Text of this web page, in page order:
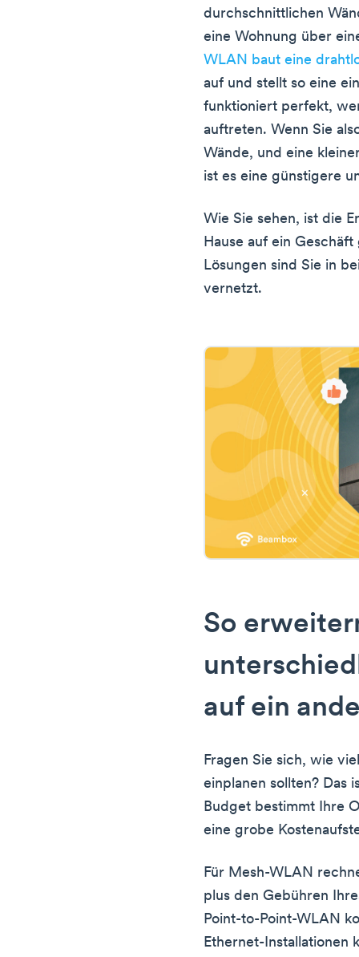
durchschnittlichen
eine Wohnung über
WLAN baut eine
auf und stellt so eine
funktioniert perfekt,
auftreten. Wenn Sie
Wände, und eine
ist es eine günstigere
Wie Sie sehen, ist die
Hause auf ein
Lösungen sind Sie in
vernetzt.
So
auf ein
Fragen Sie sich, wie
einplanen sollten? Das
Budget bestimmt Ihre
eine grobe
Für Mesh-WLAN
plus den Gebühren
Point-to-Point-WLAN
Ethernet-Installationen